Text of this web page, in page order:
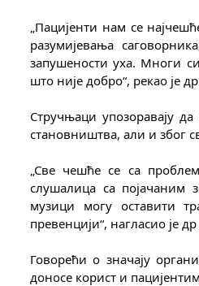
„Пацијенти нам се
разумијевања
запушености уха. Многи
што није добро“, рекао је
Стручњаци упозоравају
становништва, али и због
„Све чешће се са
слушалица са појачаним
музици могу оставити
превенцији“, нагласио је
Говорећи о значају
доносе корист и